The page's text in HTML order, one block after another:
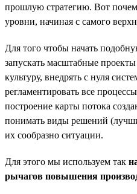
прошлую стратегию. Вот
уровни, начиная с самого
Для того чтобы начать
запускать масштабные
культуру, внедрять с нуля
регламентировать все
построение карты потока
понимать виды решений
их сообразно ситуации.
Для этого мы используем так
рычагов повышения